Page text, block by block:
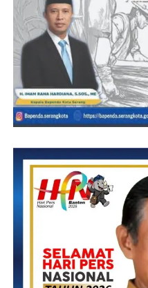
Sebagai Duta Kesehatan, Ia
mewujudkan generasi sehat
sehat pada Tahun 2045.
Untuk diketahui, Duta